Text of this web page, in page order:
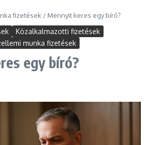
fizetések / Mennyit keres egy bíró?
Közalkalmazotti fizetések
munka fizetések
egy bíró?